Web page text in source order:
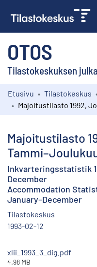
OTOS
Tilastokeskuksen
Kokoelmat
Etusivu Tilastokeskus
Majoitustilasto
Inkvarteringsstatistik
December
Accommodation
January–December
Tilastokeskus
1993-02-12
xlii_1993_3_dig.pdf
4.98 MB